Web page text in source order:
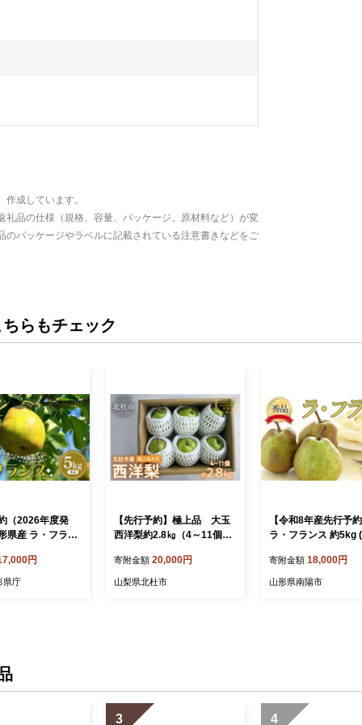
成しています。
品の仕様（規格、容量、パッケージ、原材料など）が変
パッケージやラベルに記載されている注意書きなどをご
らもチェック
（2026年度発
県産 ラ・フラン
ルーツ FSY-216
円
県庁
【先行予約】極上品 大玉
西洋梨約2.8㎏（4～11個）
秀賞受賞 やまなしGAP認証
洋梨 梨 フルーツ 糖度14以
寄附金額 20,000円
山梨県北杜市
【令和8年産先行予
ラ・フランス 約5kg
～11月下旬発送》
システムズ』 ラフラ
寄附金額 18,000円
山形県南陽市
3 4